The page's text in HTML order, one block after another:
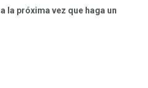
la próxima vez que haga un